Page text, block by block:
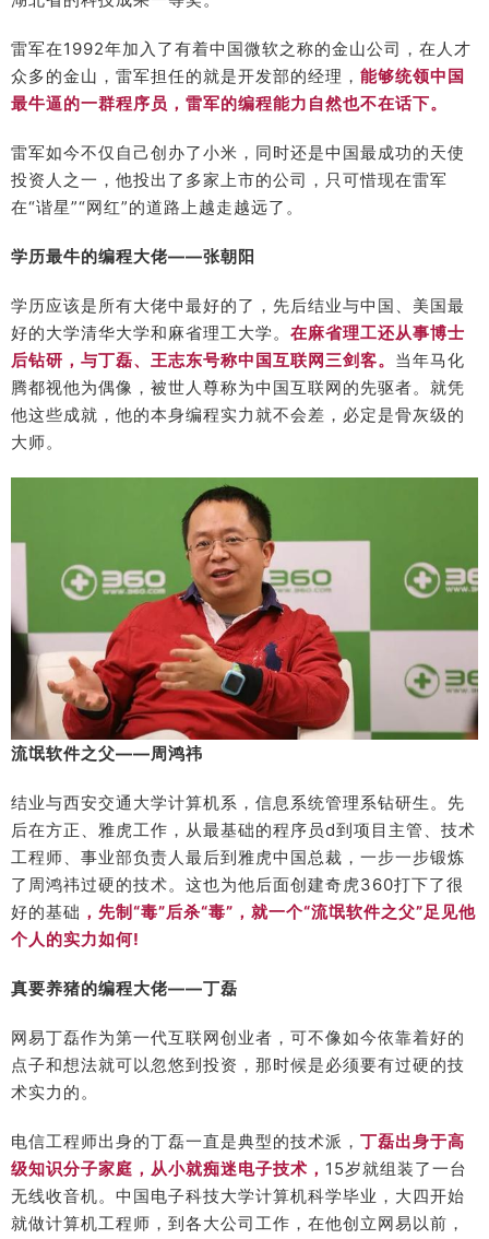
雷军在1992年加入了有着中国微软之称的金山公司，在人才
众多的金山，雷军担任的就是开发部的经理， 能够统领中国
最牛逼的一群程序员，雷军的编程能力自然也不在话下。
雷军如今不仅自己创办了小米，同时还是中国最成功的天使
投资人之一，他投出了多家上市的公司，只可惜现在雷军
在“谐星”“网红”的道路上越走越远了。
学历最牛的编程大佬——张朝阳
学历应该是所有大佬中最好的了，先后结业与中国、美国最
好的大学清华大学和麻省理工大学。 在麻省理工还从事博士
后钻研，与丁磊、王志东号称中国互联网三剑客。 当年马化
腾都视他为偶像，被世人尊称为中国互联网的先驱者。就凭
他这些成就，他的本身编程实力就不会差，必定是骨灰级的
大师。
流氓软件之父——周鸿祎
结业与西安交通大学计算机系，信息系统管理系钻研生。先
后在方正、雅虎工作，从最基础的程序员d到项目主管、技术
工程师、事业部负责人最后到雅虎中国总裁，一步一步锻炼
了周鸿祎过硬的技术。这也为他后面创建奇虎360打下了很
好的基础 ，先制“毒”后杀“毒”，就一个“流氓软件之父”足见他
个人的实力如何!
真要养猪的编程大佬——丁磊
网易丁磊作为第一代互联网创业者，可不像如今依靠着好的
点子和想法就可以忽悠到投资，那时候是必须要有过硬的技
术实力的。
电信工程师出身的丁磊一直是典型的技术派， 丁磊出身于高
级知识分子家庭，从小就痴迷电子技术， 15岁就组装了一台
无线收音机。中国电子科技大学计算机科学毕业，大四开始
就做计算机工程师，到各大公司工作，在他创立网易以前，